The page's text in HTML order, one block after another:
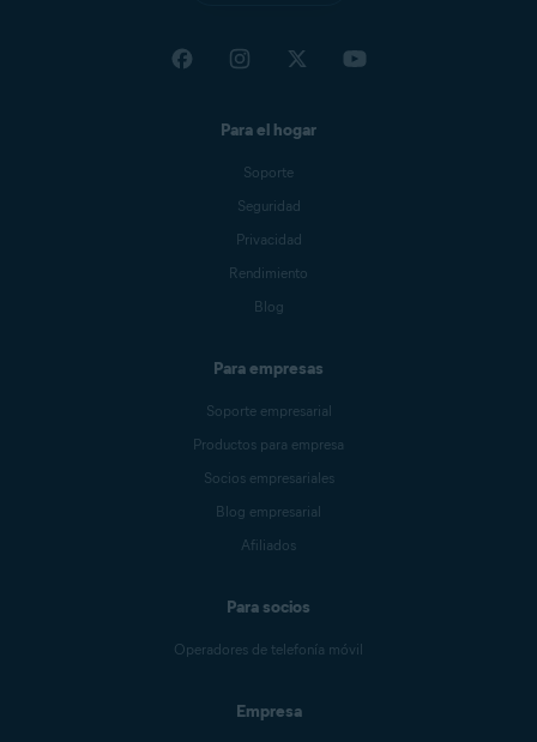
Para el hogar
Soporte
Seguridad
Privacidad
Rendimiento
Blog
Para empresas
Soporte empresarial
Productos para empresa
Socios empresariales
Blog empresarial
Afiliados
Para socios
Operadores de telefonía móvil
Empresa